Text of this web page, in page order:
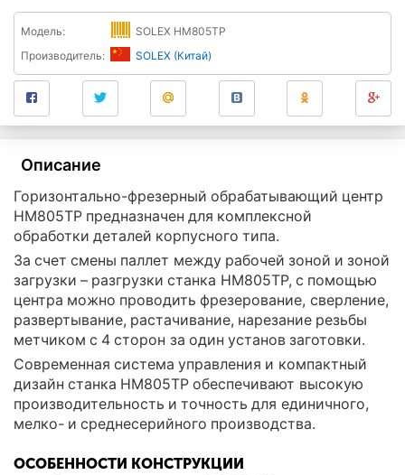
Модель:
SOLEX HM805TP
Производитель:
SOLEX (Китай)
Описание
Горизонтально-фрезерный обрабатывающий центр
HM805TP предназначен для комплексной
обработки деталей корпусного типа.
За счет смены паллет между рабочей зоной и зоной
загрузки – разгрузки станка HM805TP, с помощью
центра можно проводить фрезерование, сверление,
развертывание, растачивание, нарезание резьбы
метчиком с 4 сторон за один установ заготовки.
Современная система управления и компактный
дизайн станка HM805TP обеспечивают высокую
производительность и точность для единичного,
мелко- и среднесерийного производства.
ОСОБЕННОСТИ КОНСТРУКЦИИ